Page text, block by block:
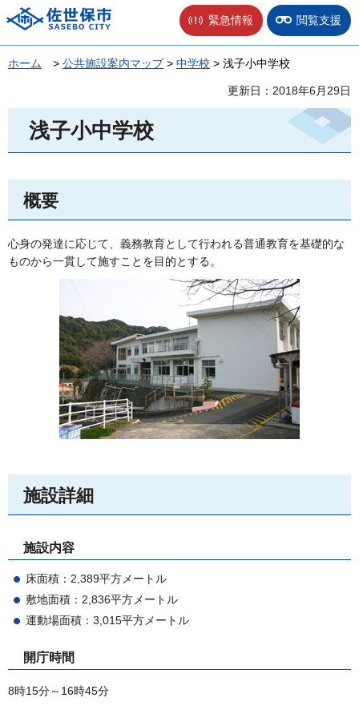
佐世保市 緊急情報 閲覧支援
ホーム > 公共施設案内マップ> 中学校 > 浅子小中学校
更新日：2018年6月29日
浅子小中学校
概要
心身の発達に応じて、義務教育として行われる普通教育を基礎的な
ものから一貫して施すことを目的とする。
施設詳細
施設内容
床面積：2,389平方メートル
敷地面積：2,836平方メートル
運動場面積：3,015平方メートル
開庁時間
8時15分～16時45分